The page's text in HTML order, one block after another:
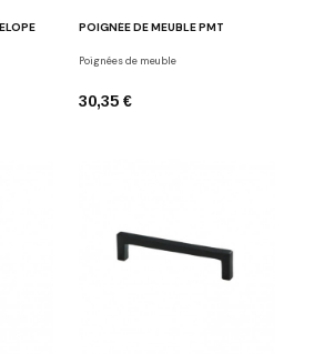
POIGNÉE DE MEUBLE PMT
Poignées de meuble
30,35 €